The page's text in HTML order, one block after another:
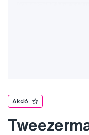
Akció